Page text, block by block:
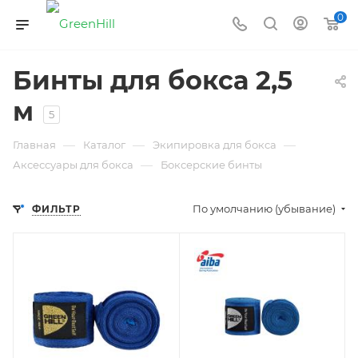
0
Бинты для бокса 2,5
м
5
Главная — Каталог — Экипировка для бокса —
Аксессуары для бокса — Боксерские бинты
ФИЛЬТР По умолчанию (убывание)